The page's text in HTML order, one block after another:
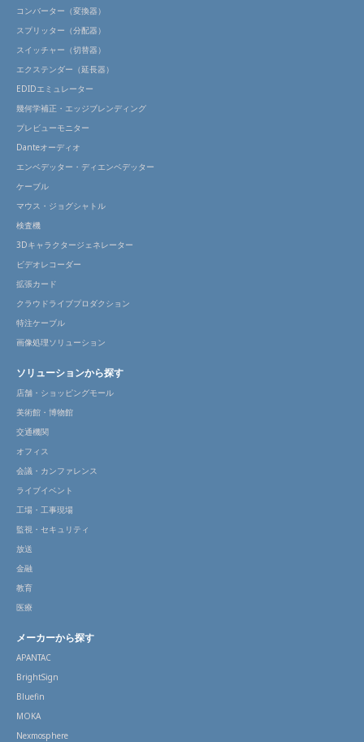
コンバーター（変換器）
スプリッター（分配器）
スイッチャー（切替器）
エクステンダー（延長器）
EDIDエミュレーター
幾何学補正・エッジブレンディング
プレビューモニター
Danteオーディオ
エンベデッター・ディエンベデッター
ケーブル
マウス・ジョグシャトル
検査機
3Dキャラクタージェネレーター
ビデオレコーダー
拡張カード
クラウドライブプロダクション
特注ケーブル
画像処理ソリューション
ソリューションから探す
店舗・ショッピングモール
美術館・博物館
交通機関
オフィス
会議・カンファレンス
ライブイベント
工場・工事現場
監視・セキュリティ
放送
金融
教育
医療
メーカーから探す
APANTAC
BrightSign
Bluefin
MOKA
Nexmosphere